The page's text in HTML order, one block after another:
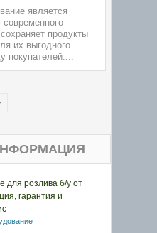
является
продукты
их выгодного
покупателей....
для розлива б/у от
гарантия и